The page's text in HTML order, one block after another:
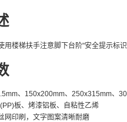
用楼梯扶手注意脚下台阶"安全提示标
、150x200mm、250x315mm、
板、烤漆铝板、自粘性乙烯
网印刷，文字图案清晰耐磨